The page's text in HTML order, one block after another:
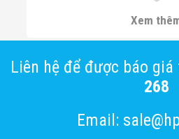
Máy Dò Kim
Xem
Liên hệ để được báo
268
Email: